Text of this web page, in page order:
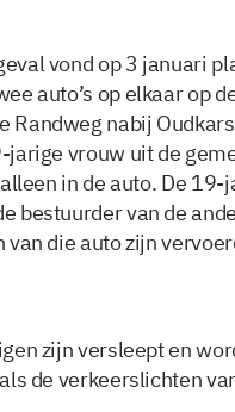
vond op 3 januari
auto’s op elkaar op
Randweg nabij
jarige vrouw uit de
in de auto. De 19-
bestuurder van de
die auto zijn
zijn versleept en
de verkeerslichten